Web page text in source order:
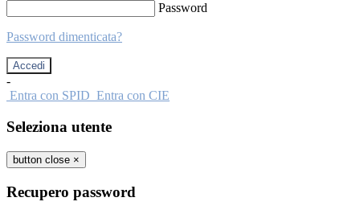
Password
Password dimenticata?
-
Entra con SPID Entra con CIE
Seleziona utente
button close ×
Recupero password